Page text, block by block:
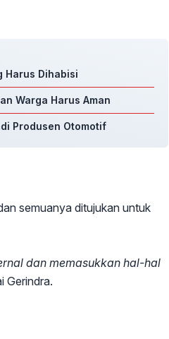
Harus Dihabisi
Warga Harus Aman
Produsen Otomotif
semuanya ditujukan untuk
dan memasukkan hal-hal
Gerindra.